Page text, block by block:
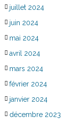
juillet 2024
juin 2024
mai 2024
avril 2024
mars 2024
février 2024
janvier 2024
décembre 2023